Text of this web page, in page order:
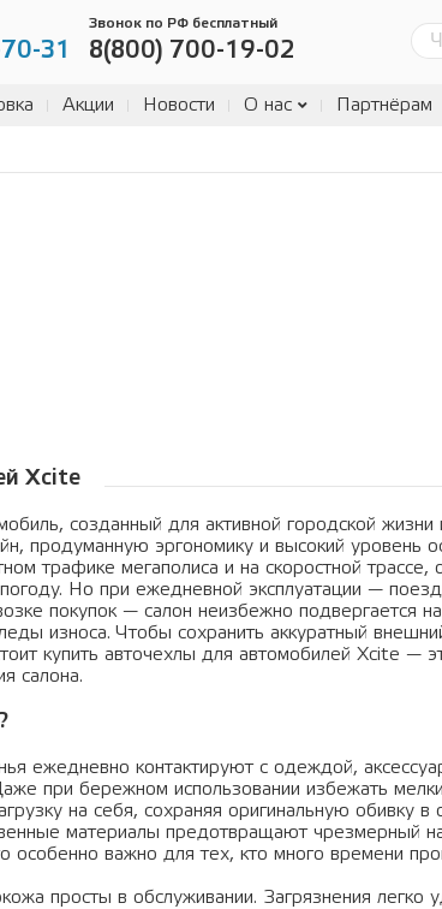
31
Звонок по РФ бесплатный
8(800) 700-19-02
Акции Новости О нас Партнёрам
Xcite
созданный для активной городской
продуманную эргономику и высокий уровень
трафике мегаполиса и на скоростной трассе,
Но при ежедневной эксплуатации —
покупок — салон неизбежно подвергается
износа. Чтобы сохранить аккуратный
купить авточехлы для автомобилей Xcite —
салона.
ежедневно контактируют с одеждой,
при бережном использовании избежать
на себя, сохраняя оригинальную обивку в
материалы предотвращают чрезмерный
особенно важно для тех, кто много времени
просты в обслуживании. Загрязнения легко